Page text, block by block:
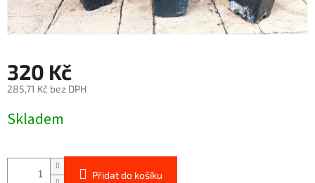
320 Kč
285,71 Kč bez DPH
cena:
Skladem
Přidat do košíku